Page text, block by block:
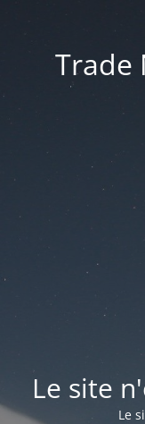
Trade
Le site
Le